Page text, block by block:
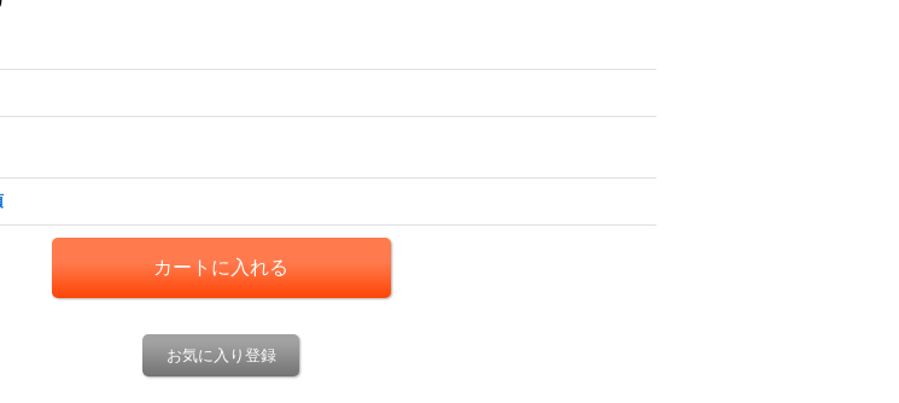
お気に入り登録